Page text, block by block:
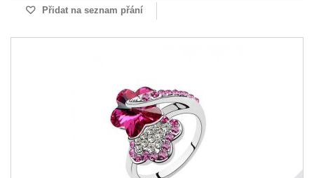
Přidat na seznam přání